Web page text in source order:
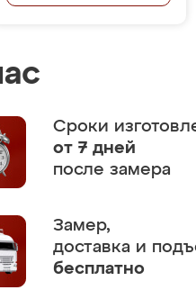
Сроки
от 7 дней
после замера
Замер,
доставка и
бесплатно